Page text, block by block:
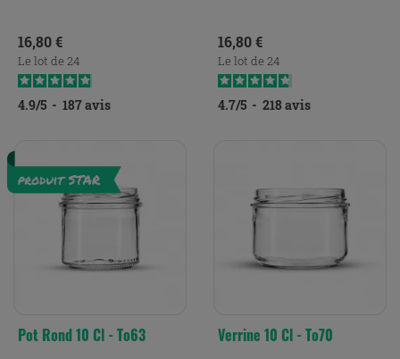
Prix
16,80 €
Le lot de 24
4.9/5 - 187avis
Prix
16,80 €
Le lot de 24
4.7/5 - 218 avis
Pot Rond 10 Cl - To63 Verrine 10 Cl - To70